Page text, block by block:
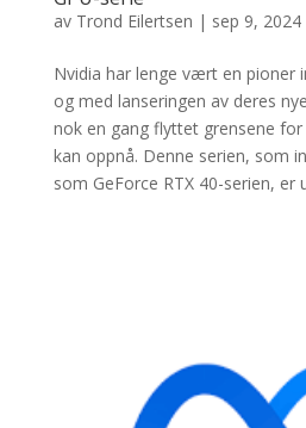
av Trond Eilertsen | sep 9, 2024
Nvidia har lenge vært en pioner
og med lanseringen av deres
nok en gang flyttet grensene
kan oppnå. Denne serien, som
som GeForce RTX 40-serien, er